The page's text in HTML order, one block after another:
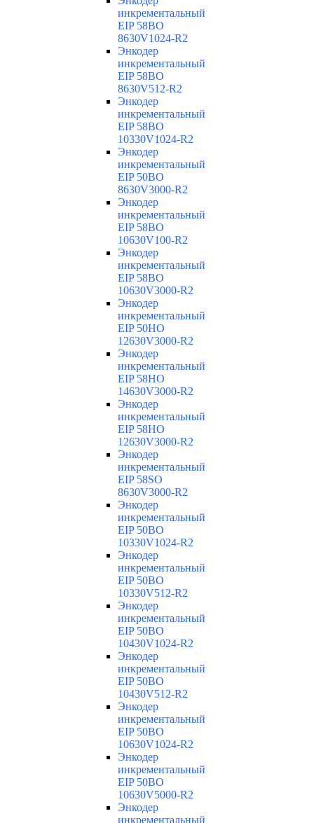
инкрементальный
EIP 58BO
8630V1024-R2
Энкодер
инкрементальный
EIP 58BO
8630V512-R2
Энкодер
инкрементальный
EIP 58BO
10330V1024-R2
Энкодер
инкрементальный
EIP 50BO
8630V3000-R2
Энкодер
инкрементальный
EIP 58BO
10630V100-R2
Энкодер
инкрементальный
EIP 58BO
10630V3000-R2
Энкодер
инкрементальный
EIP 50HO
12630V3000-R2
Энкодер
инкрементальный
EIP 58HO
14630V3000-R2
Энкодер
инкрементальный
EIP 58HO
12630V3000-R2
Энкодер
инкрементальный
EIP 58SO
8630V3000-R2
Энкодер
инкрементальный
EIP 50BO
10330V1024-R2
Энкодер
инкрементальный
EIP 50BO
10330V512-R2
Энкодер
инкрементальный
EIP 50BO
10430V1024-R2
Энкодер
инкрементальный
EIP 50BO
10430V512-R2
Энкодер
инкрементальный
EIP 50BO
10630V1024-R2
Энкодер
инкрементальный
EIP 50BO
10630V5000-R2
Энкодер
инкрементальный